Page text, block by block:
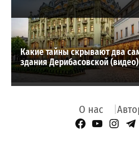
Какие тайны скрывают два
здания Дерибасовской (видео)
О нас
Facebook Page
YouTube